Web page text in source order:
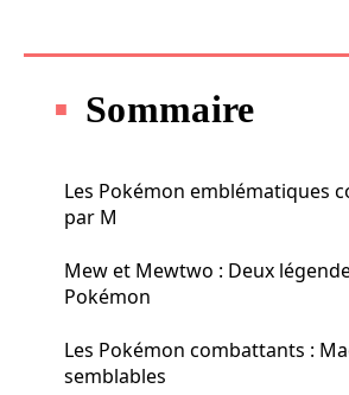
Sommaire
Les Pokémon emblématiques
par M
Mew et Mewtwo : Deux
Pokémon
Les Pokémon combattants :
semblables